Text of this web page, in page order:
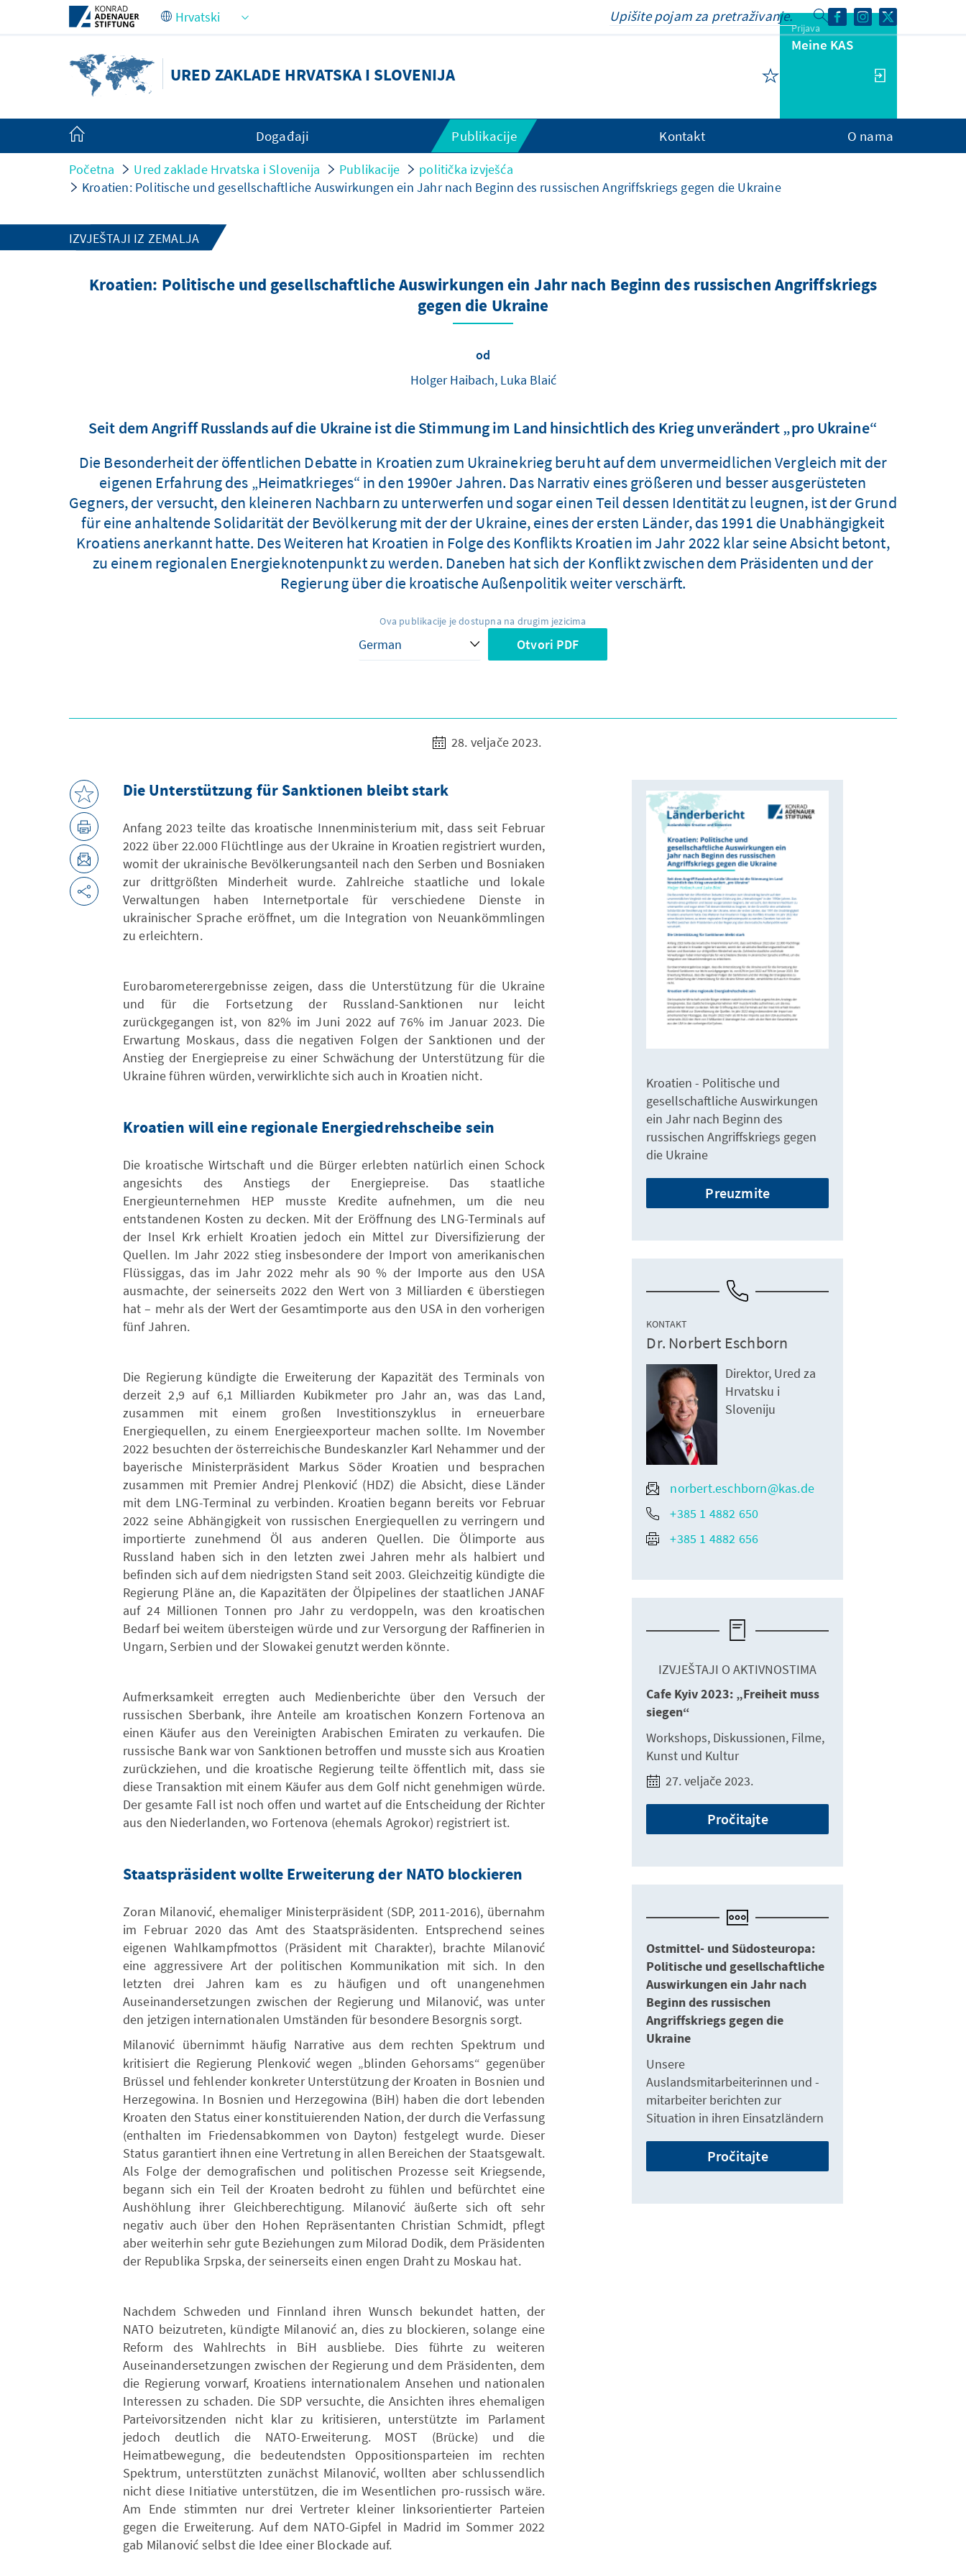
Skip to Main Content
URED ZAKLADE HRVATSKA I SLOVENIJA
Prijava
Meine KAS
Događaji Publikacije Kontakt O nama
Početna Ured zaklade Hrvatska i Slovenija Publikacije
politička izvješća
Kroatien: Politische und gesellschaftliche Auswirkungen ein Jahr nach Beginn des russischen Angriffskriegs gegen die Ukraine
IZVJEŠTAJI IZ ZEMALJA
Kroatien: Politische und gesellschaftliche Auswirkungen ein Jahr nach Beginn des russischen Angriffskriegs
gegen die Ukraine
od
Holger Haibach, Luka Blaić
Seit dem Angriff Russlands auf die Ukraine ist die Stimmung im Land hinsichtlich des Krieg unverändert „pro Ukraine“
Die Besonderheit der öffentlichen Debatte in Kroatien zum Ukrainekrieg beruht auf dem unvermeidlichen Vergleich mit der
eigenen Erfahrung des „Heimatkrieges“ in den 1990er Jahren. Das Narrativ eines größeren und besser ausgerüsteten
Gegners, der versucht, den kleineren Nachbarn zu unterwerfen und sogar einen Teil dessen Identität zu leugnen, ist der Grund
für eine anhaltende Solidarität der Bevölkerung mit der der Ukraine, eines der ersten Länder, das 1991 die Unabhängigkeit
Kroatiens anerkannt hatte. Des Weiteren hat Kroatien in Folge des Konflikts Kroatien im Jahr 2022 klar seine Absicht betont,
zu einem regionalen Energieknotenpunkt zu werden. Daneben hat sich der Konflikt zwischen dem Präsidenten und der
Regierung über die kroatische Außenpolitik weiter verschärft.
Ova publikacije je dostupna na drugim jezicima
Otvori PDF
28. veljače 2023.
Die Unterstützung für Sanktionen bleibt stark
Anfang 2023 teilte das kroatische Innenministerium mit, dass seit Februar
2022 über 22.000 Flüchtlinge aus der Ukraine in Kroatien registriert wurden,
womit der ukrainische Bevölkerungsanteil nach den Serben und Bosniaken
zur drittgrößten Minderheit wurde. Zahlreiche staatliche und lokale
Verwaltungen haben Internetportale für verschiedene Dienste in
ukrainischer Sprache eröffnet, um die Integration von Neuankömmlingen
zu erleichtern.
Eurobarometerergebnisse zeigen, dass die Unterstützung für die Ukraine
und für die Fortsetzung der Russland-Sanktionen nur leicht
zurückgegangen ist, von 82% im Juni 2022 auf 76% im Januar 2023. Die
Erwartung Moskaus, dass die negativen Folgen der Sanktionen und der
Anstieg der Energiepreise zu einer Schwächung der Unterstützung für die
Ukraine führen würden, verwirklichte sich auch in Kroatien nicht.
Kroatien will eine regionale Energiedrehscheibe sein
Die kroatische Wirtschaft und die Bürger erlebten natürlich einen Schock
angesichts des Anstiegs der Energiepreise. Das staatliche
Energieunternehmen HEP ​​musste Kredite aufnehmen, um die neu
entstandenen Kosten zu decken. Mit der Eröffnung des LNG-Terminals auf
der Insel Krk erhielt Kroatien jedoch ein Mittel zur Diversifizierung der
Quellen. Im Jahr 2022 stieg insbesondere der Import von amerikanischen
Flüssiggas, das im Jahr 2022 mehr als 90 % der Importe aus den USA
ausmachte, der seinerseits 2022 den Wert von 3 Milliarden € überstiegen
hat – mehr als der Wert der Gesamtimporte aus den USA in den vorherigen
fünf Jahren.
Die Regierung kündigte die Erweiterung der Kapazität des Terminals von
derzeit 2,9 auf 6,1 Milliarden Kubikmeter pro Jahr an, was das Land,
zusammen mit einem großen Investitionszyklus in erneuerbare
Energiequellen, zu einem Energieexporteur machen sollte. Im November
2022 besuchten der österreichische Bundeskanzler Karl Nehammer und der
bayerische Ministerpräsident Markus Söder Kroatien und besprachen
zusammen mit Premier Andrej Plenković (HDZ) die Absicht, diese Länder
mit dem LNG-Terminal zu verbinden. Kroatien begann bereits vor Februar
2022 seine Abhängigkeit von russischen Energiequellen zu verringern und
importierte zunehmend Öl aus anderen Quellen. Die Ölimporte aus
Russland haben sich in den letzten zwei Jahren mehr als halbiert und
befinden sich auf dem niedrigsten Stand seit 2003. Gleichzeitig kündigte die
Regierung Pläne an, die Kapazitäten der Ölpipelines der staatlichen JANAF
auf 24 Millionen Tonnen pro Jahr zu verdoppeln, was den kroatischen
Bedarf bei weitem übersteigen würde und zur Versorgung der Raffinerien in
Ungarn, Serbien und der Slowakei genutzt werden könnte.
Aufmerksamkeit erregten auch Medienberichte über den Versuch der
russischen Sberbank, ihre Anteile am kroatischen Konzern Fortenova an
einen Käufer aus den Vereinigten Arabischen Emiraten zu verkaufen. Die
russische Bank war von Sanktionen betroffen und musste sich aus Kroatien
zurückziehen, und die kroatische Regierung teilte öffentlich mit, dass sie
diese Transaktion mit einem Käufer aus dem Golf nicht genehmigen würde.
Der gesamte Fall ist noch offen und wartet auf die Entscheidung der Richter
aus den Niederlanden, wo Fortenova (ehemals Agrokor) registriert ist.
Staatspräsident wollte Erweiterung der NATO blockieren
Zoran Milanović, ehemaliger Ministerpräsident (SDP, 2011-2016), übernahm
im Februar 2020 das Amt des Staatspräsidenten. Entsprechend seines
eigenen Wahlkampfmottos (Präsident mit Charakter), brachte Milanović
eine aggressivere Art der politischen Kommunikation mit sich. In den
letzten drei Jahren kam es zu häufigen und oft unangenehmen
Auseinandersetzungen zwischen der Regierung und Milanović, was unter
den jetzigen internationalen Umständen für besondere Besorgnis sorgt.
Milanović übernimmt häufig Narrative aus dem rechten Spektrum und
kritisiert die Regierung Plenković wegen „blinden Gehorsams“ gegenüber
Brüssel und fehlender konkreter Unterstützung der Kroaten in Bosnien und
Herzegowina. In Bosnien und Herzegowina (BiH) haben die dort lebenden
Kroaten den Status einer konstituierenden Nation, der durch die Verfassung
(enthalten im Friedensabkommen von Dayton) festgelegt wurde. Dieser
Status garantiert ihnen eine Vertretung in allen Bereichen der Staatsgewalt.
Als Folge der demografischen und politischen Prozesse seit Kriegsende,
begann sich ein Teil der Kroaten bedroht zu fühlen und befürchtet eine
Aushöhlung ihrer Gleichberechtigung. Milanović äußerte sich oft sehr
negativ auch über den Hohen Repräsentanten Christian Schmidt, pflegt
aber weiterhin sehr gute Beziehungen zum Milorad Dodik, dem Präsidenten
der Republika Srpska, der seinerseits einen engen Draht zu Moskau hat.
Nachdem Schweden und Finnland ihren Wunsch bekundet hatten, der
NATO beizutreten, kündigte Milanović an, dies zu blockieren, solange eine
Reform des Wahlrechts in BiH ausbliebe. Dies führte zu weiteren
Auseinandersetzungen zwischen der Regierung und dem Präsidenten, dem
die Regierung vorwarf, Kroatiens internationalem Ansehen und nationalen
Interessen zu schaden. Die SDP versuchte, die Ansichten ihres ehemaligen
Parteivorsitzenden nicht klar zu kritisieren, unterstützte im Parlament
jedoch deutlich die NATO-Erweiterung. MOST (Brücke) und die
Heimatbewegung, die bedeutendsten Oppositionsparteien im rechten
Spektrum, unterstützten zunächst Milanović, wollten aber schlussendlich
nicht diese Initiative unterstützen, die im Wesentlichen pro-russisch wäre.
Am Ende stimmten nur drei Vertreter kleiner linksorientierter Parteien
gegen die Erweiterung. Auf dem NATO-Gipfel in Madrid im Sommer 2022
gab Milanović selbst die Idee einer Blockade auf.
Kroatien - Politische und
gesellschaftliche Auswirkungen
ein Jahr nach Beginn des
russischen Angriffskriegs gegen
die Ukraine
Preuzmite
KONTAKT
Dr. Norbert Eschborn
Direktor, Ured za
Hrvatsku i
Sloveniju
norbert.eschborn@kas.de
+385 1 4882 650
+385 1 4882 656
IZVJEŠTAJI O AKTIVNOSTIMA
Cafe Kyiv 2023: „Freiheit muss
siegen“
Workshops, Diskussionen, Filme,
Kunst und Kultur
27. veljače 2023.
Pročitajte
Ostmittel- und Südosteuropa:
Politische und gesellschaftliche
Auswirkungen ein Jahr nach
Beginn des russischen
Angriffskriegs gegen die
Ukraine
Unsere
Auslandsmitarbeiterinnen und -
mitarbeiter berichten zur
Situation in ihren Einsatzländern
Pročitajte